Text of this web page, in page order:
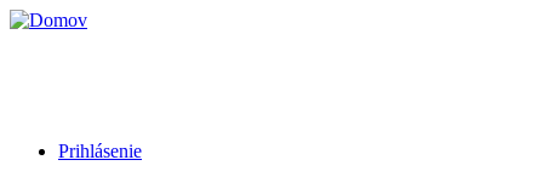
Jump to Navigation
Prihlásenie